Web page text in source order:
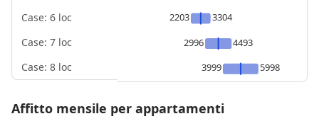
Case: 6 loc
Case: 7 loc
Case: 8 loc
2203
3304
2996
4493
3999
5998
Affitto mensile per appartamenti